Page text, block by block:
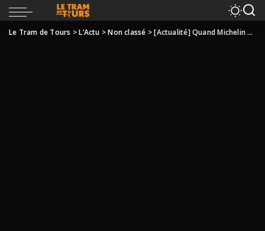
Le Tram de Tours >L’Actu >Non classé >[Actualité] Quand Michelin paralyse le réseau …